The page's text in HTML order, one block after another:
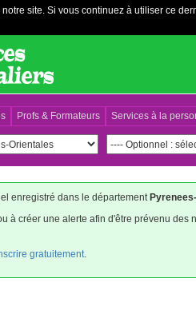
site. Si vous continuez à utiliser ce
Profs & Formateurs Services à la
enregistré dans le département
à créer une alerte afin d'être prévenu des
gratuitement.